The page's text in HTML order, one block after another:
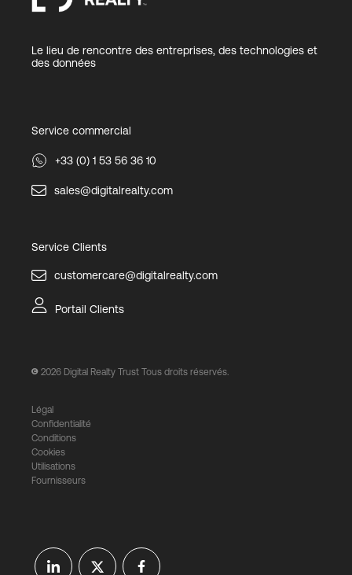
Le lieu de rencontre des entreprises, des technologies et
des données
Service commercial
+33 (0) 1 53 56 36 10
sales@digitalrealty.com
Service Clients
customercare@digitalrealty.com
Portail Clients
2026 Digital Realty Trust Tous droits réservés.
Légal
Confidentialité
Conditions
Cookies
Utilisations
Fournisseurs